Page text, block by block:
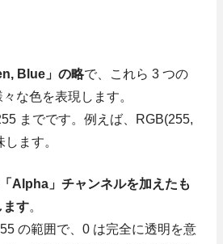
Blue」の略で、これら 3 つの
な色を表現します。
までです。例えば、RGB(255,
ます。
Alpha」チャンネルを加えたも
ます。
の範囲で、0 は完全に透明を意